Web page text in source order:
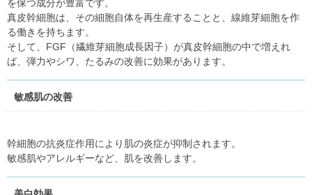
を保つ成分が豊富です。
真皮幹細胞は、その細胞自体を再生産することと、線維芽細胞を作
る働きを持ちます。
そして、FGF（繊維芽細胞成長因子）が真皮幹細胞の中で増えれ
ば、弾力やシワ、たるみの改善に効果があります。
敏感肌の改善
幹細胞の抗炎症作用により肌の炎症が抑制されます。
敏感肌やアレルギーなど、肌を改善します。